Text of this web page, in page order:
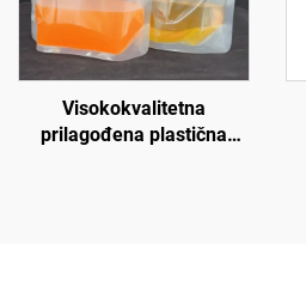
Visokokvalitetna
prilagođena plastična